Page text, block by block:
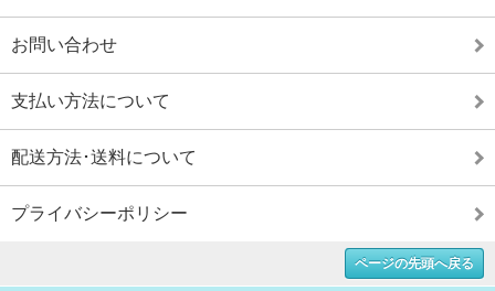
お問い合わせ
支払い方法について
配送方法･送料について
プライバシーポリシー
ページの先頭へ戻る